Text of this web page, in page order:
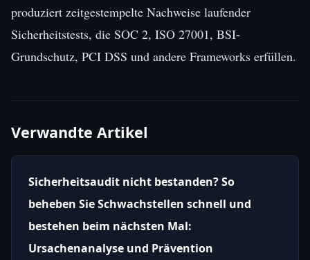
produziert zeitgestempelte Nachweise laufender
Sicherheitstests, die SOC 2, ISO 27001, BSI-
Grundschutz, PCI DSS und andere Frameworks erfüllen.
Verwandte Artikel
Sicherheitsaudit nicht bestanden? So
beheben Sie Schwachstellen schnell und
bestehen beim nächsten Mal:
Ursachenanalyse und Prävention